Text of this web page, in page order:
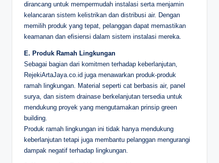
dirancang untuk mempermudah instalasi serta menjamin
kelancaran sistem kelistrikan dan distribusi air. Dengan
memilih produk yang tepat, pelanggan dapat memastikan
keamanan dan efisiensi dalam sistem instalasi mereka.
E. Produk Ramah Lingkungan
Sebagai bagian dari komitmen terhadap keberlanjutan,
RejekiArtaJaya.co.id juga menawarkan produk-produk
ramah lingkungan. Material seperti cat berbasis air, panel
surya, dan sistem drainase berkelanjutan tersedia untuk
mendukung proyek yang mengutamakan prinsip green
building.
Produk ramah lingkungan ini tidak hanya mendukung
keberlanjutan tetapi juga membantu pelanggan mengurangi
dampak negatif terhadap lingkungan.